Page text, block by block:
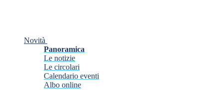
Novità
Panoramica
Le notizie
Le circolari
Calendario eventi
Albo online